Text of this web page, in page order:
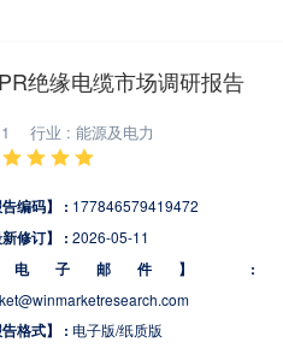
绝缘电缆市场调研报告
行业 : 能源及电力
告编码】 : 177846579419472
新修订】 : 2026-05-11
电子邮件】 :
告格式】 : 电子版/纸质版